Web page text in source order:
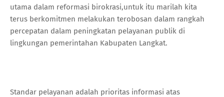
utama dalam reformasi birokrasi,untuk itu marilah kita
terus berkomitmen melakukan terobosan dalam rangkah
percepatan dalam peningkatan pelayanan publik di
lingkungan pemerintahan Kabupaten Langkat.
Standar pelayanan adalah prioritas informasi atas